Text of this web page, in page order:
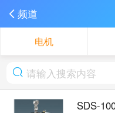
频道
电机
SDS-